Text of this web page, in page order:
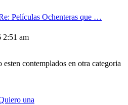
Películas Ochenteras que …
2:51 am
esten contemplados en otra categoria
una